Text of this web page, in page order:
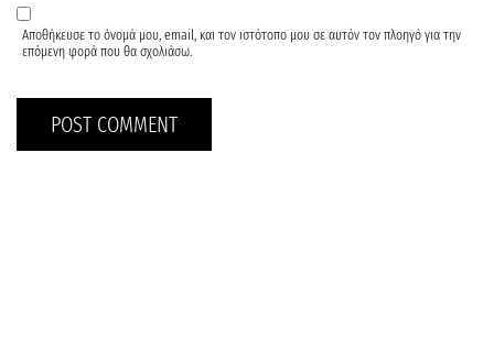
Αποθήκευσε το όνομά μου, email, και τον ιστότοπο μου σε αυτόν τον πλοηγό για την
επόμενη φορά που θα σχολιάσω.